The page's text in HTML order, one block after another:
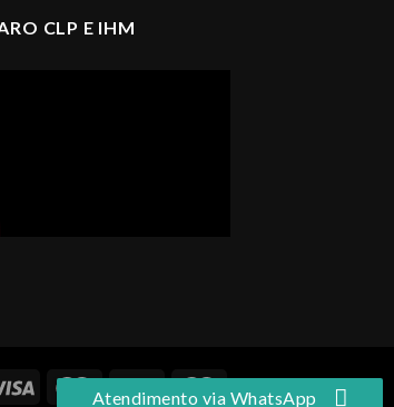
CLP E IHM
Atendimento via WhatsApp